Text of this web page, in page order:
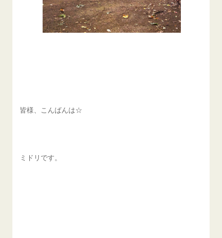
皆様、こんばんは☆
ミドリです。